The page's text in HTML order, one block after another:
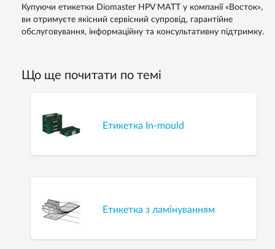
Купуючи етикетки Diomaster HPV MATT у компанії «Восток»,
ви отримуєте якісний сервісний супровід, гарантійне
обслуговування, інформаційну та консультативну підтримку.
Що ще почитати по темі
Етикетка In-mould
Етикетка з ламінуванням